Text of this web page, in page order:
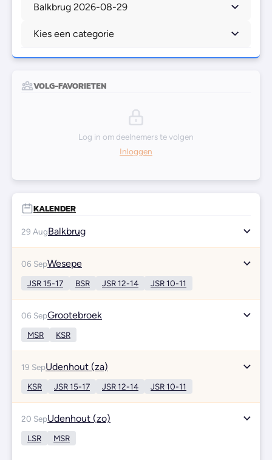
Balkbrug 2026-08-29
Kies een categorie
VOLG-FAVORIETEN
Log in om deelnemers te volgen
Inloggen
KALENDER
29 AugBalkbrug
06 SepWesepe
JSR 15-17 BSR JSR 12-14 JSR 10-11
06 SepGrootebroek
MSR KSR
19 SepUdenhout (za)
KSR JSR 15-17 JSR 12-14 JSR 10-11
20 SepUdenhout (zo)
LSR MSR